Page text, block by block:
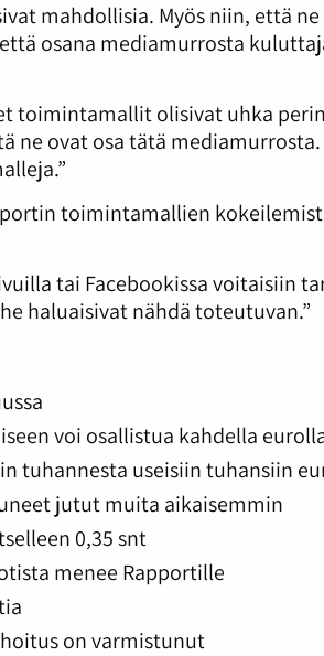
mahdollisia. Myös niin, että
osana mediamurrosta
toimintamallit olisivat uhka
ne ovat osa tätä mediamurrosta.
toimintamallien
tai Facebookissa voitaisiin
haluaisivat nähdä toteutuvan.”
voi osallistua kahdella
tuhannesta useisiin tuhansiin
jutut muita aikaisemmin
0,35 snt
menee Rapportille
on varmistunut